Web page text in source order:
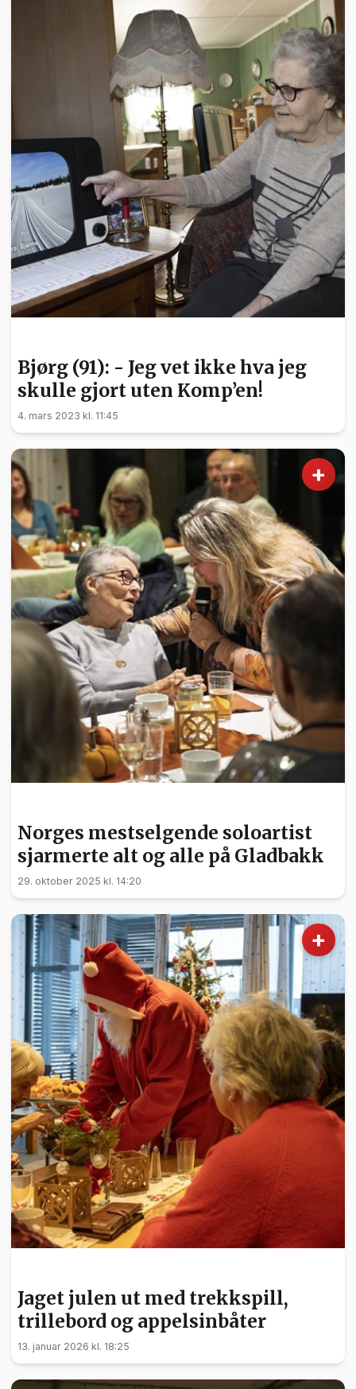
Bjørg (91): - Jeg vet ikke hva jeg
skulle gjort uten Komp’en!
4. mars 2023 kl. 11:45
+
Norges mestselgende soloartist
sjarmerte alt og alle på Gladbakk
29. oktober 2025 kl. 14:20
+
Jaget julen ut med trekkspill,
trillebord og appelsinbåter
13. januar 2026 kl. 18:25